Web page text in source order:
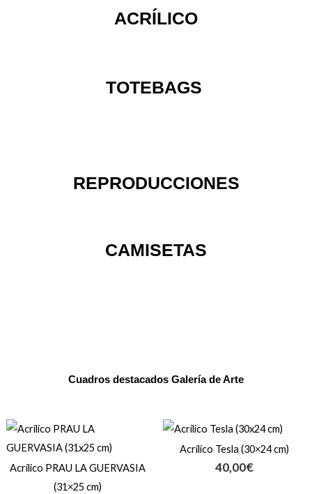
ACRÍLICO
TOTEBAGS
REPRODUCCIONES
CAMISETAS
Cuadros destacados Galería de Arte
Acrílico PRAU LA GUERVASIA
(31×25 cm)
Acrílico Tesla (30×24 cm)
40,00€